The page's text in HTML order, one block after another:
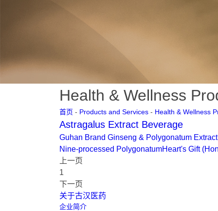
Health & Wellness
首页 - Products and Services - Health & Wellness
Astragalus Extract Beverage
Guhan Brand Ginseng & Polygonatum
Nine-processed PolygonatumHeart's Gift
上一页
1
下一页
关于古汉医药
企业简介